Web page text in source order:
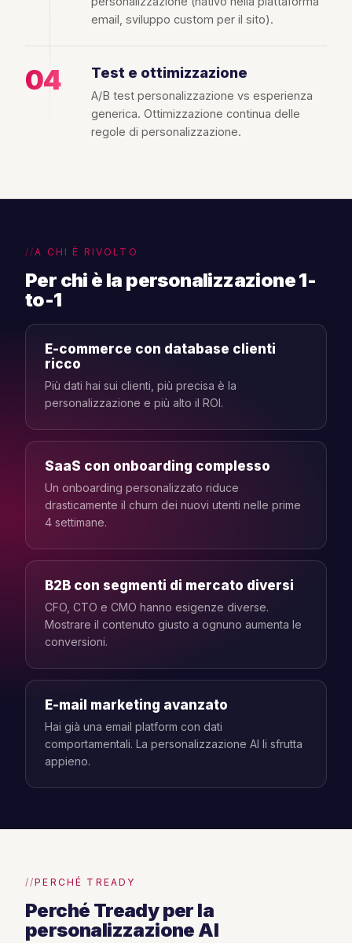
email, sviluppo custom per il sito).
04 Test e ottimizzazione
A/B test personalizzazione vs esperienza
generica. Ottimizzazione continua delle
regole di personalizzazione.
A CHI È RIVOLTO
Per chi è la personalizzazione 1-
to-1
E-commerce con database clienti
ricco
Più dati hai sui clienti, più precisa è la
personalizzazione e più alto il ROI.
SaaS con onboarding complesso
Un onboarding personalizzato riduce
drasticamente il churn dei nuovi utenti nelle prime
4 settimane.
B2B con segmenti di mercato diversi
CFO, CTO e CMO hanno esigenze diverse.
Mostrare il contenuto giusto a ognuno aumenta le
conversioni.
E-mail marketing avanzato
Hai già una email platform con dati
comportamentali. La personalizzazione AI li sfrutta
appieno.
PERCHÉ TREADY
Perché Tready per la
personalizzazione AI